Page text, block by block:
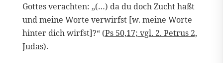
Gottes verachten: „(…) da du doch Zucht haßt
und meine Worte verwirfst [w. meine Worte
hinter dich wirfst]?“ (Ps 50,17; vgl. 2. Petrus 2,
Judas).